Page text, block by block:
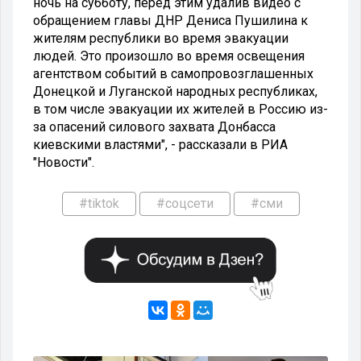
обращением главы ДНР Дениса Пушилина к
жителям республики во время эвакуации
людей. Это произошло во время освещения
агентством событий в самопровозглашенных
Донецкой и Луганской народных республиках,
в том числе эвакуации их жителей в Россию из-
за опасений силового захвата Донбасса
киевскими властями", - рассказали в РИА
"Новости".
#tiktok #соцсети #сми